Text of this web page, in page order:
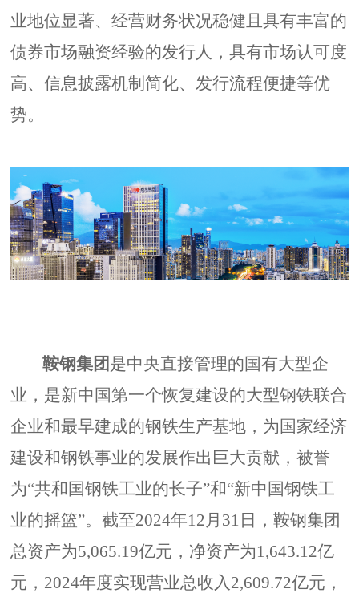
业地位显著、经营财务状况稳健且具有丰富的
债券市场融资经验的发行人，具有市场认可度
高、信息披露机制简化、发行流程便捷等优
势。
鞍钢集团 是中央直接管理的国有大型企
业，是新中国第一个恢复建设的大型钢铁联合
企业和最早建成的钢铁生产基地，为国家经济
建设和钢铁事业的发展作出巨大贡献，被誉
为“共和国钢铁工业的长子”和“新中国钢铁工
业的摇篮”。截至2024年12月31日，鞍钢集团
总资产为5,065.19亿元，净资产为1,643.12亿
元，2024年度实现营业总收入2,609.72亿元，